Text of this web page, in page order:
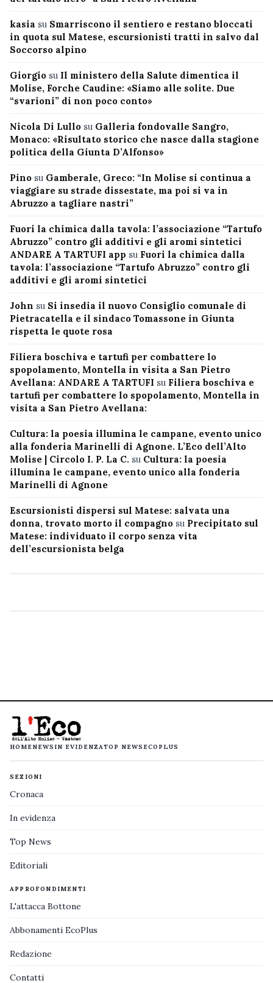
kasia su Smarriscono il sentiero e restano bloccati
in quota sul Matese, escursionisti tratti in salvo dal
Soccorso alpino
Giorgio su Il ministero della Salute dimentica il
Molise, Forche Caudine: «Siamo alle solite. Due
“svarioni” di non poco conto»
Nicola Di Lullo su Galleria fondovalle Sangro,
Monaco: «Risultato storico che nasce dalla stagione
politica della Giunta D’Alfonso»
Pino su Gamberale, Greco: “In Molise si continua a
viaggiare su strade dissestate, ma poi si va in
Abruzzo a tagliare nastri”
Fuori la chimica dalla tavola: l’associazione “Tartufo
Abruzzo” contro gli additivi e gli aromi sintetici
ANDARE A TARTUFI app su Fuori la chimica dalla
tavola: l’associazione “Tartufo Abruzzo” contro gli
additivi e gli aromi sintetici
John su Si insedia il nuovo Consiglio comunale di
Pietracatella e il sindaco Tomassone in Giunta
rispetta le quote rosa
Filiera boschiva e tartufi per combattere lo
spopolamento, Montella in visita a San Pietro
Avellana: ANDARE A TARTUFI su Filiera boschiva e
tartufi per combattere lo spopolamento, Montella in
visita a San Pietro Avellana:
Cultura: la poesia illumina le campane, evento unico
alla fonderia Marinelli di Agnone. L’Eco dell’Alto
Molise | Circolo I. P. La C. su Cultura: la poesia
illumina le campane, evento unico alla fonderia
Marinelli di Agnone
Escursionisti dispersi sul Matese: salvata una
donna, trovato morto il compagno su Precipitato sul
Matese: individuato il corpo senza vita
dell’escursionista belga
HOMENEWS IN EVIDENZATOP NEWS ECOPLUS
SEZIONI
Cronaca
In evidenza
Top News
Editoriali
APPROFONDIMENTI
L'attacca Bottone
Abbonamenti EcoPlus
Redazione
Contatti